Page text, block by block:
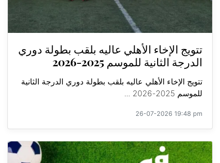
تتويج الإخاء الأهلي عاليه بلقب بطولة دوري
الدرجة الثانية للموسم 2025-2026
تتويج الإخاء الأهلي عاليه بلقب بطولة دوري الدرجة الثانية
للموسم 2025-2026 ...
26-07-2026 19:48 pm